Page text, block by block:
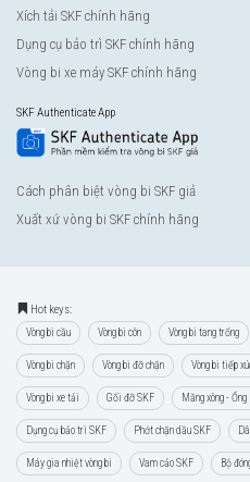
Xích tải SKF chính hãng
Dụng cụ bảo trì SKF chính hãng
Vòng bi xe máy SKF chính hãng
SKF Authenticate App
Cách phân biệt vòng bi SKF giả
Xuất xứ vòng bi SKF chính hãng
Hot keys:
Vòng bi cầu Vòng bi côn Vòng bi tang trống
Vòng bi chặn Vòng bi đỡ chặn Vòng bi tiếp
Vòng bi xe tải Gối đỡ SKF Măng xông -
Dụng cụ bảo trì SKF Phớt chặn dầu SKF
Máy gia nhiệt vòng bi Vam cảo SKF Bộ